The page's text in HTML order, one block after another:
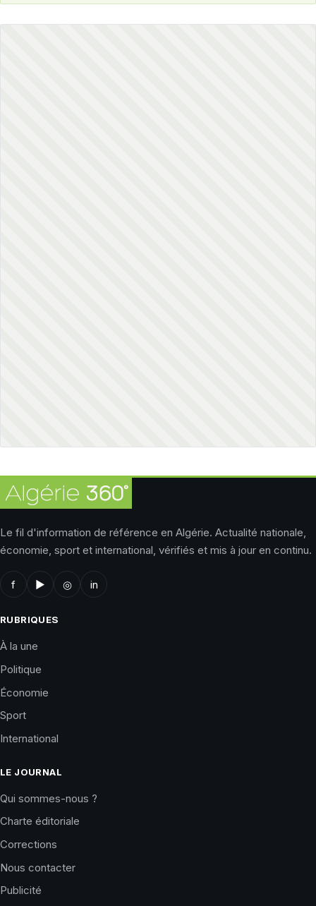
Le fil d'information de référence en Algérie. Actualité nationale,
économie, sport et international, vérifiés et mis à jour en continu.
f ▶ ◎ in
RUBRIQUES
À la une
Politique
Économie
Sport
International
LE JOURNAL
Qui sommes-nous ?
Charte éditoriale
Corrections
Nous contacter
Publicité